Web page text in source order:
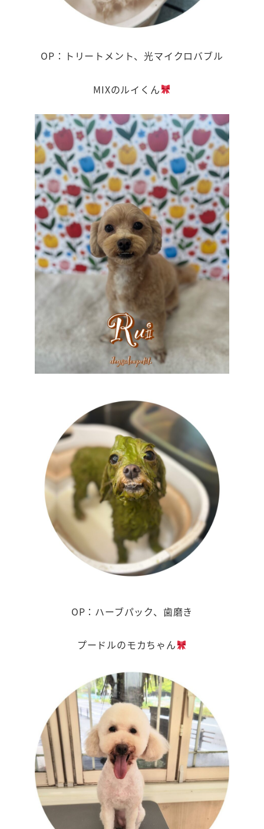
OP：トリートメント、光マイクロバブル
MIXのルイくん
OP：ハーブパック、歯磨き
プードルのモカちゃん